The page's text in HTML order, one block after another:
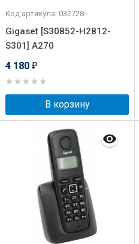
Код артикула: 032728
Gigaset [S30852-H2812-
S301] A270
4 180 ₽
В корзину